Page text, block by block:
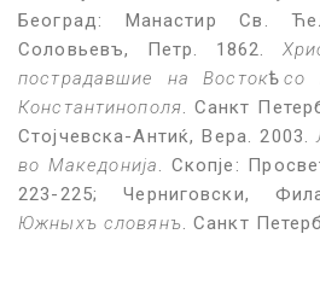
Београд: Манастир Св.
Соловьевъ, Петр. 1862.
пострадавшие на Востокѣсо
Константинополя . Санкт
Стојчевска-Антиќ, Вера. 2003.
во Македонија
. Скопје:
223-225; Черниговски,
Южныхъ словянъ . Санкт